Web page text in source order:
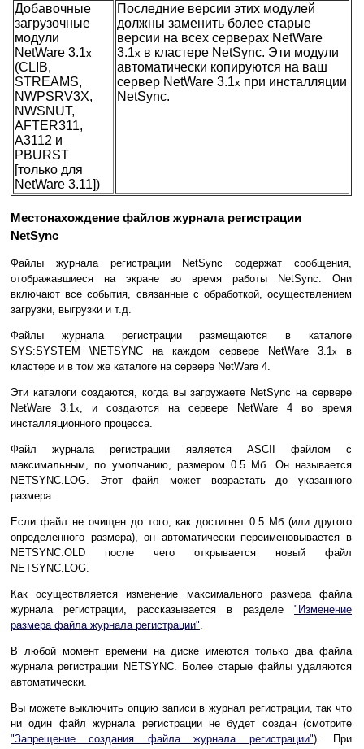
Добавочные
загрузочные
модули
NetWare 3.1x
(CLIB,
STREAMS,
NWPSRV3X,
NWSNUT,
AFTER311,
A3112 и
PBURST
[только для
NetWare 3.11])
Последние версии этих модулей
должны заменить более старые
версии на всех серверах NetWare
3.1x в кластере NetSync. Эти модули
автоматически копируются на ваш
сервер NetWare 3.1x при инсталляции
NetSync.
Местонахождение файлов журнала регистрации
NetSync
Файлы журнала регистрации NetSync содержат сообщения,
отображавшиеся на экране во время работы NetSync. Они
включают все события, связанные с обработкой, осуществлением
загрузки, выгрузки и т.д.
Файлы журнала регистрации размещаются в каталоге
SYS:SYSTEM \NETSYNC на каждом сервере NetWare 3.1x
в
кластере и в том же каталоге на сервере NetWare 4.
Эти каталоги создаются, когда вы загружаете NetSync на сервере
NetWare 3.1x
, и создаются на сервере NetWare 4 во время
инсталляционного процесса.
Файл журнала регистрации является ASCII файлом с
максимальным, по умолчанию, размером 0.5 Мб. Он называется
NETSYNC.LOG. Этот файл может возрастать до указанного
размера.
Если файл не очищен до того, как достигнет 0.5 Мб (или другого
определенного размера), он автоматически переименовывается в
NETSYNC.OLD после чего открывается новый файл
NETSYNC.LOG.
Как осуществляется изменение максимального размера файла
журнала регистрации, рассказывается в разделе "Изменение
размера файла журнала регистрации"
В любой момент времени на диске имеются только два файла
журнала регистрации NETSYNC. Более старые файлы удаляются
автоматически.
Вы можете выключить опцию записи в журнал регистрации, так что
ни один файл журнала регистрации не будет создан (смотрите
"Запрещение создания файла журнала регистрации"). При